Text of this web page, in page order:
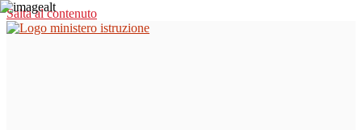
Salta al contenuto